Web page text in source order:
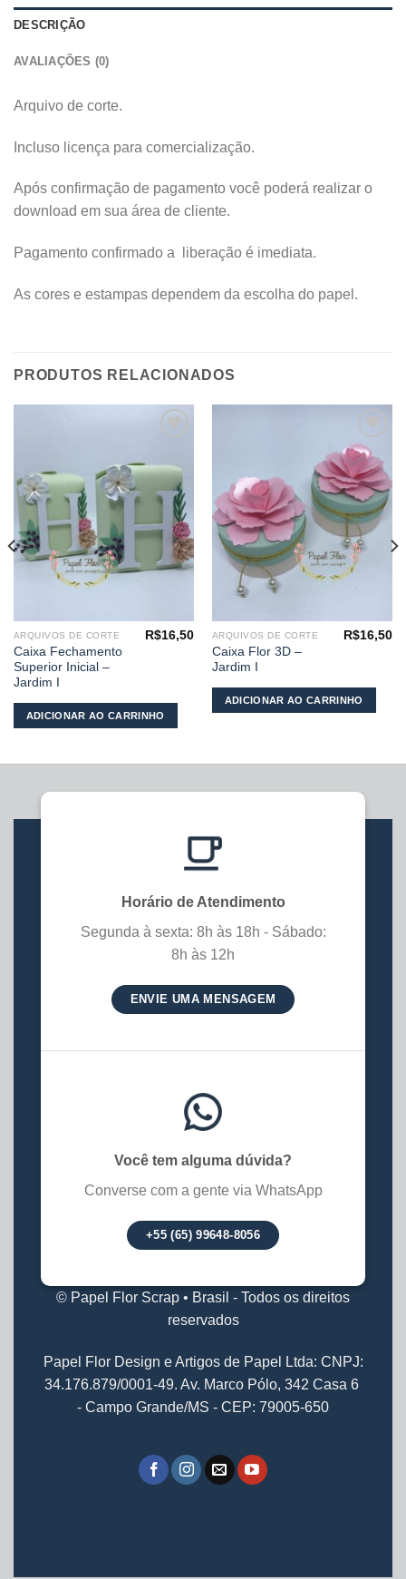
DESCRIÇÃO
AVALIAÇÕES (0)
Arquivo de corte.
Incluso licença para comercialização.
Após confirmação de pagamento você poderá realizar o
download em sua área de cliente.
Pagamento confirmado a liberação é imediata.
As cores e estampas dependem da escolha do papel.
PRODUTOS RELACIONADOS
meus
desejos
ARQUIVOS DE CORTE
Caixa Fechamento
Superior Inicial –
Jardim I
R$16,50
ADICIONAR AO CARRINHO
Adicionar
meus
desejos
ARQUIVOS DE CORTE
Caixa Flor 3D –
Jardim I
R$16,50
ADICIONAR AO CARRINHO
Horário de Atendimento
Segunda à sexta: 8h às 18h - Sábado:
8h às 12h
ENVIE UMA MENSAGEM
Você tem alguma dúvida?
Converse com a gente via WhatsApp
+55 (65) 99648-8056
© Papel Flor Scrap • Brasil - Todos os direitos
reservados
Papel Flor Design e Artigos de Papel Ltda: CNPJ:
34.176.879/0001-49. Av. Marco Pólo, 342 Casa 6
- Campo Grande/MS - CEP: 79005-650